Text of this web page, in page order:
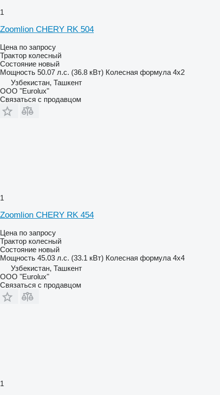
1
Zoomlion CHERY RK 504
Цена по запросу
Трактор колесный
Состояние новый
Мощность 50.07 л.с. (36.8 кВт) Колесная формула 4x2
Узбекистан, Ташкент
ООО "Eurolux"
Связаться с продавцом
1
Zoomlion CHERY RK 454
Цена по запросу
Трактор колесный
Состояние новый
Мощность 45.03 л.с. (33.1 кВт) Колесная формула 4x4
Узбекистан, Ташкент
ООО "Eurolux"
Связаться с продавцом
1